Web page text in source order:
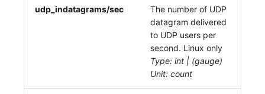
udp_indatagrams/sec
The number of UDP
datagram delivered
to UDP users per
second. Linux only
Type: int | (gauge)
Unit: count